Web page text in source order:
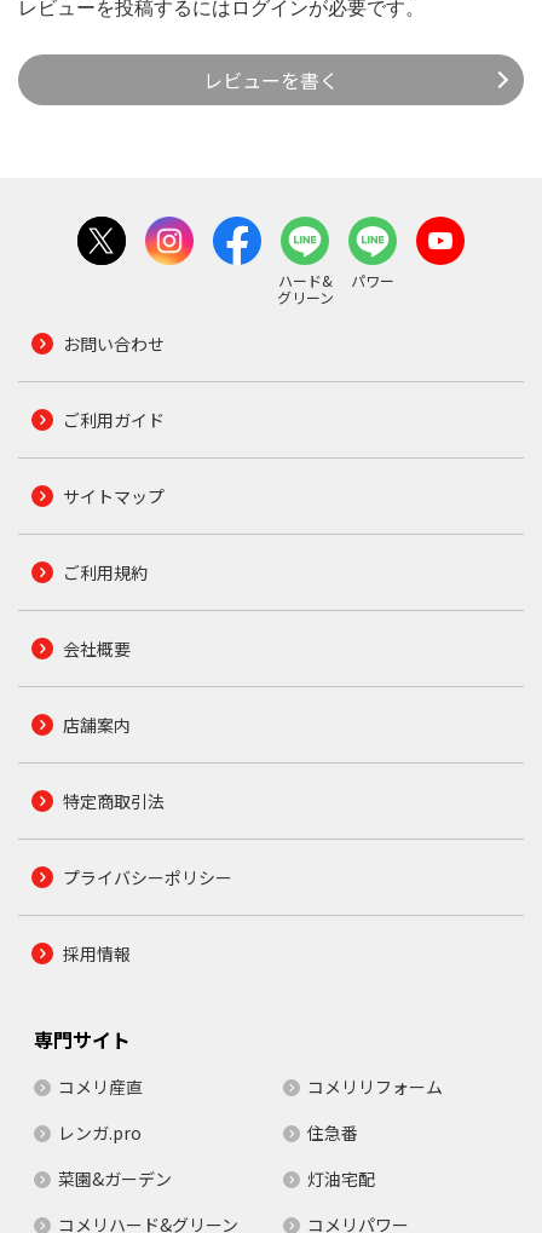
レビューを投稿するには ログインが必要です。
レビューを書く
ハード&
グリーン
パワー
お問い合わせ
ご利用ガイド
サイトマップ
ご利用規約
会社概要
店舗案内
特定商取引法
プライバシーポリシー
採用情報
専門サイト
コメリ産直
コメリリフォーム
レンガ.pro
住急番
菜園&ガーデン
灯油宅配
コメリハード&グリーン
コメリパワー